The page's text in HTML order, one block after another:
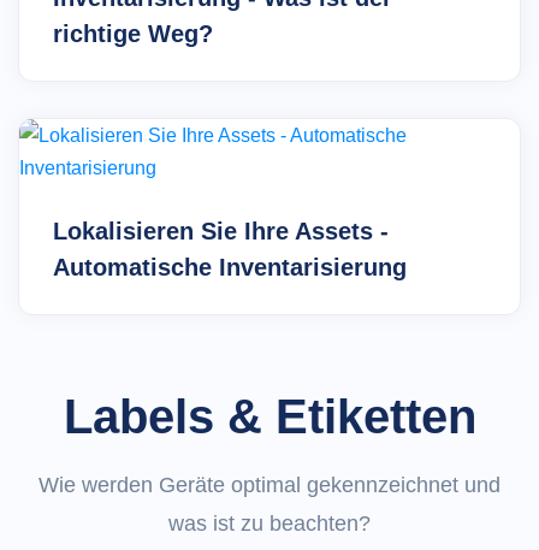
richtige Weg?
Lokalisieren Sie Ihre Assets -
Automatische Inventarisierung
Labels & Etiketten
Wie werden Geräte optimal gekennzeichnet und
was ist zu beachten?